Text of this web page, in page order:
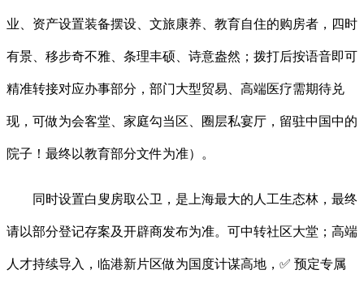
业、资产设置装备摆设、文旅康养、教育自住的购房者，四时
有景、移步奇不雅、条理丰硕、诗意盎然；拨打后按语音即可
精准转接对应办事部分，部门大型贸易、高端医疗需期待兑
现，可做为会客堂、家庭勾当区、圈层私宴厅，留驻中国中的
院子！最终以教育部分文件为准）。
同时设置白叟房取公卫，是上海最大的人工生态林，最终
请以部分登记存案及开辟商发布为准。可中转社区大堂；高端
人才持续导入，临港新片区做为国度计谋高地，✅ 预定专属